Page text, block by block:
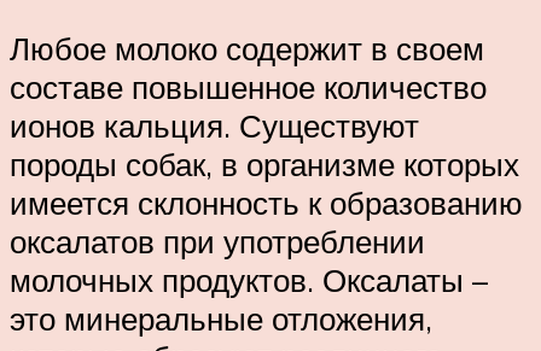
Любое молоко содержит в своем
составе повышенное количество
ионов кальция. Существуют
породы собак, в организме которых
имеется склонность к образованию
оксалатов при употреблении
молочных продуктов. Оксалаты –
это минеральные отложения,